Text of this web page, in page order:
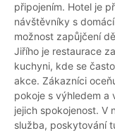
připojením. Hotel je
návštěvníky s
možnost zapůjčení
Jiřího je restaurace
kuchyni, kde se
akce. Zákazníci
pokoje s výhledem a
jejich spokojenost. V
služba, poskytování